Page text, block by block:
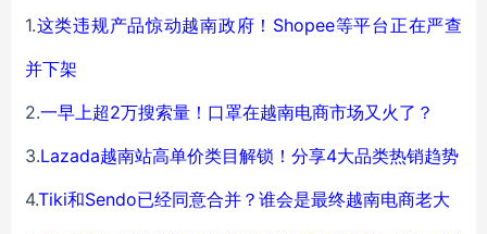
1.这类违规产品惊动越南政府！Shopee等平台正在严查
并下架
2.一早上超2万搜索量！口罩在越南电商市场又火了？
3.Lazada越南站高单价类目解锁！分享4大品类热销趋势
4.Tiki和Sendo已经同意合并？谁会是最终越南电商老大